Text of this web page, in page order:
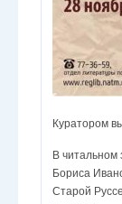
Куратором
В читальном
Бориса
Старой